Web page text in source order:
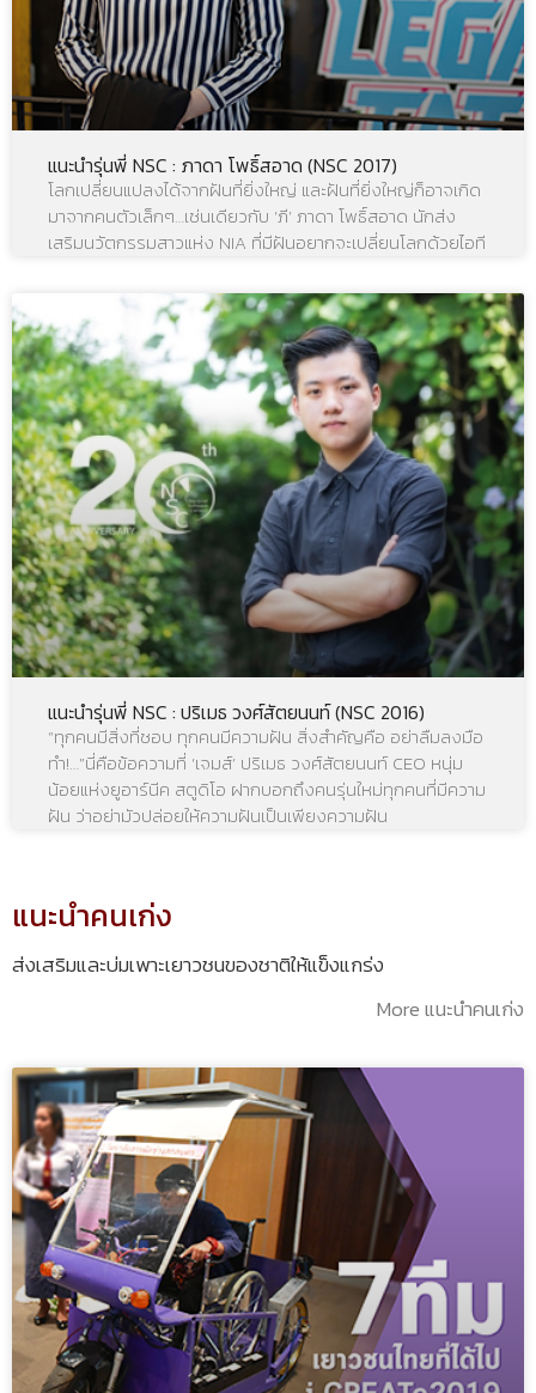
แนะนำรุ่นพี่ NSC : ภาดา โพธิ์สอาด (NSC 2017)
โลกเปลี่ยนแปลงได้จากฝันที่ยิ่งใหญ่ และฝันที่ยิ่งใหญ่ก็อาจเกิด
มาจากคนตัวเล็กๆ…เช่นเดียวกับ ‘ภี’ ภาดา โพธิ์สอาด นักส่ง
เสริมนวัตกรรมสาวแห่ง NIA ที่มีฝันอยากจะเปลี่ยนโลกด้วยไอที
แนะนำรุ่นพี่ NSC : ปริเมธ วงศ์สัตยนนท์ (NSC 2016)
“ทุกคนมีสิ่งที่ชอบ ทุกคนมีความฝัน สิ่งสำคัญคือ อย่าลืมลงมือ
ทำ!…”นี่คือข้อความที่ ‘เจมส์’ ปริเมธ วงศ์สัตยนนท์ CEO หนุ่ม
น้อยแห่งยูอาร์นีค สตูดิโอ ฝากบอกถึงคนรุ่นใหม่ทุกคนที่มีความ
ฝัน ว่าอย่ามัวปล่อยให้ความฝันเป็นเพียงความฝัน
แนะนำคนเก่ง
ส่งเสริมและบ่มเพาะเยาวชนของชาติให้แข็งแกร่ง
More แนะนำคนเก่ง